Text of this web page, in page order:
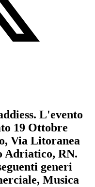
. L'evento
19 Ottobre
Via Litoranea
Adriatico, RN.
generi
, Musica